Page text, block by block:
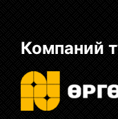
Компаний